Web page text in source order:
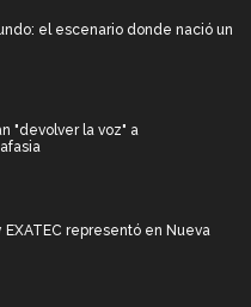
el escenario donde nació un
"devolver la voz" a
EXATEC representó en Nueva